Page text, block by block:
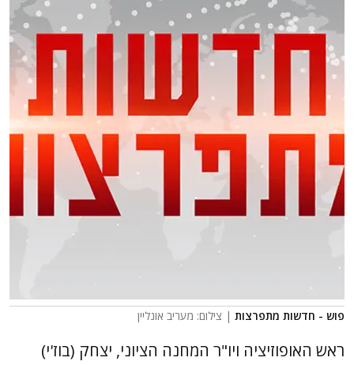
פוש - חדשות מתפרצות | צילום: מעריב אונליין
ראש האופוזיציה ויו"ר המחנה הציוני, יצחק (בוז'י)